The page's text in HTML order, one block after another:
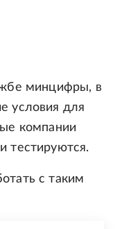
минцифры, в
условия для
компании
тестируются.
с таким